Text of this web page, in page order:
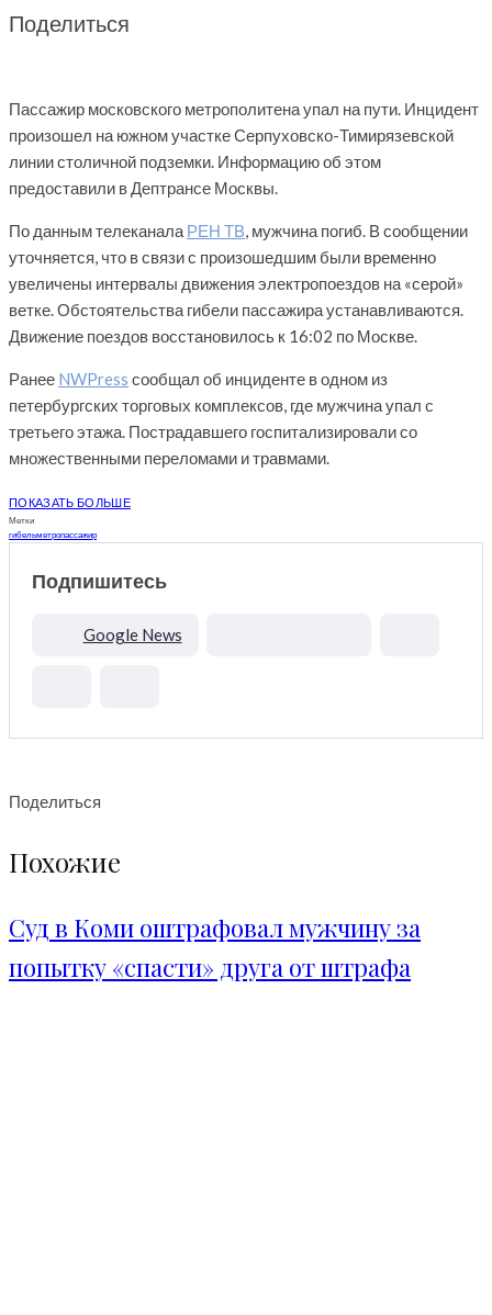
Поделиться
Пассажир московского метрополитена упал на пути. Инцидент
произошел на южном участке Серпуховско-Тимирязевской
линии столичной подземки. Информацию об этом
предоставили в Дептрансе Москвы.
По данным телеканала РЕН ТВ, мужчина погиб. В сообщении
уточняется, что в связи с произошедшим были временно
увеличены интервалы движения электропоездов на «серой»
ветке. Обстоятельства гибели пассажира устанавливаются.
Движение поездов восстановилось к 16:02 по Москве.
Ранее NWPress сообщал об инциденте в одном из
петербургских торговых комплексов, где мужчина упал с
третьего этажа. Пострадавшего госпитализировали со
множественными переломами и травмами.
ПОКАЗАТЬ БОЛЬШЕ
Метки
гибельметропассажир
Подпишитесь
Google News
Поделиться
Похожие
Суд в Коми оштрафовал мужчину за
попытку «спасти» друга от штрафа